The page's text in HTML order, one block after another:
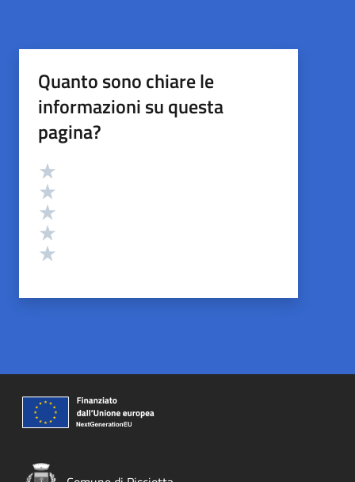
Quanto sono chiare le
informazioni su questa
pagina?
Valutazione